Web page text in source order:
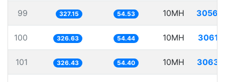
99 327.15 54.53 10MH
100 326.63 54.44 10MH
101 326.43 54.40 10MH